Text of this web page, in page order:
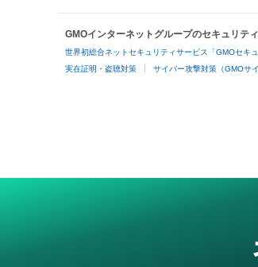
GMOインターネットグループのセキュリテ
世界初総合ネットセキュリティサービス「GMOセキュ
実在証明・盗聴対策 サイバー攻撃対策（GMOサ